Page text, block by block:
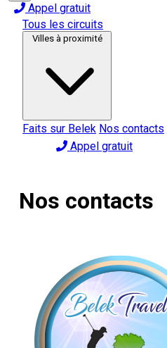
Appel gratuit
Tous les circuits
Villes à proximité
Faits sur Belek Nos contacts
Appel gratuit
Nos contacts